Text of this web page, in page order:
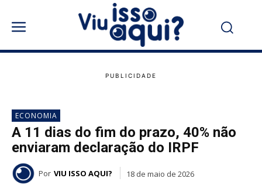
ECONOMIA
A 11 dias do fim do prazo, 40% não
enviaram declaração do IRPF
Por VIU ISSO AQUI? 18 de maio de 2026